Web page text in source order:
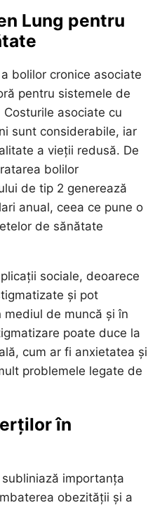
Lung pentru
bolilor cronice asociate
pentru sistemele de
asociate cu
sunt considerabile, iar
a vieții redusă. De
bolilor
de tip 2 generează
anual, ceea ce pune o
de sănătate
sociale, deoarece
și pot
de muncă și în
poate duce la
cum ar fi anxietatea și
problemele legate de
în
importanța
obezității și a